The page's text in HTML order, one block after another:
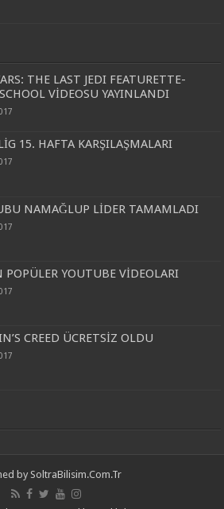
THE LAST JEDI FEATURETTE-
VİDEOSU YAYINLANDI
15. HAFTA KARŞILAŞMALARI
NAMAĞLUP LİDER TAMAMLADI
POPÜLER YOUTUBE VİDEOLARI
CREED ÜCRETSİZ OLDU
by SoltraBilisim.Com.Tr